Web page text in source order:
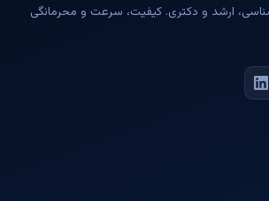
ارشد و دکتری. کیفیت، سرعت و محرمانگی